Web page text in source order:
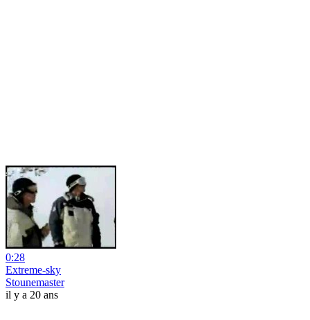
0:28
Extreme-sky
Stounemaster
il y a 20 ans